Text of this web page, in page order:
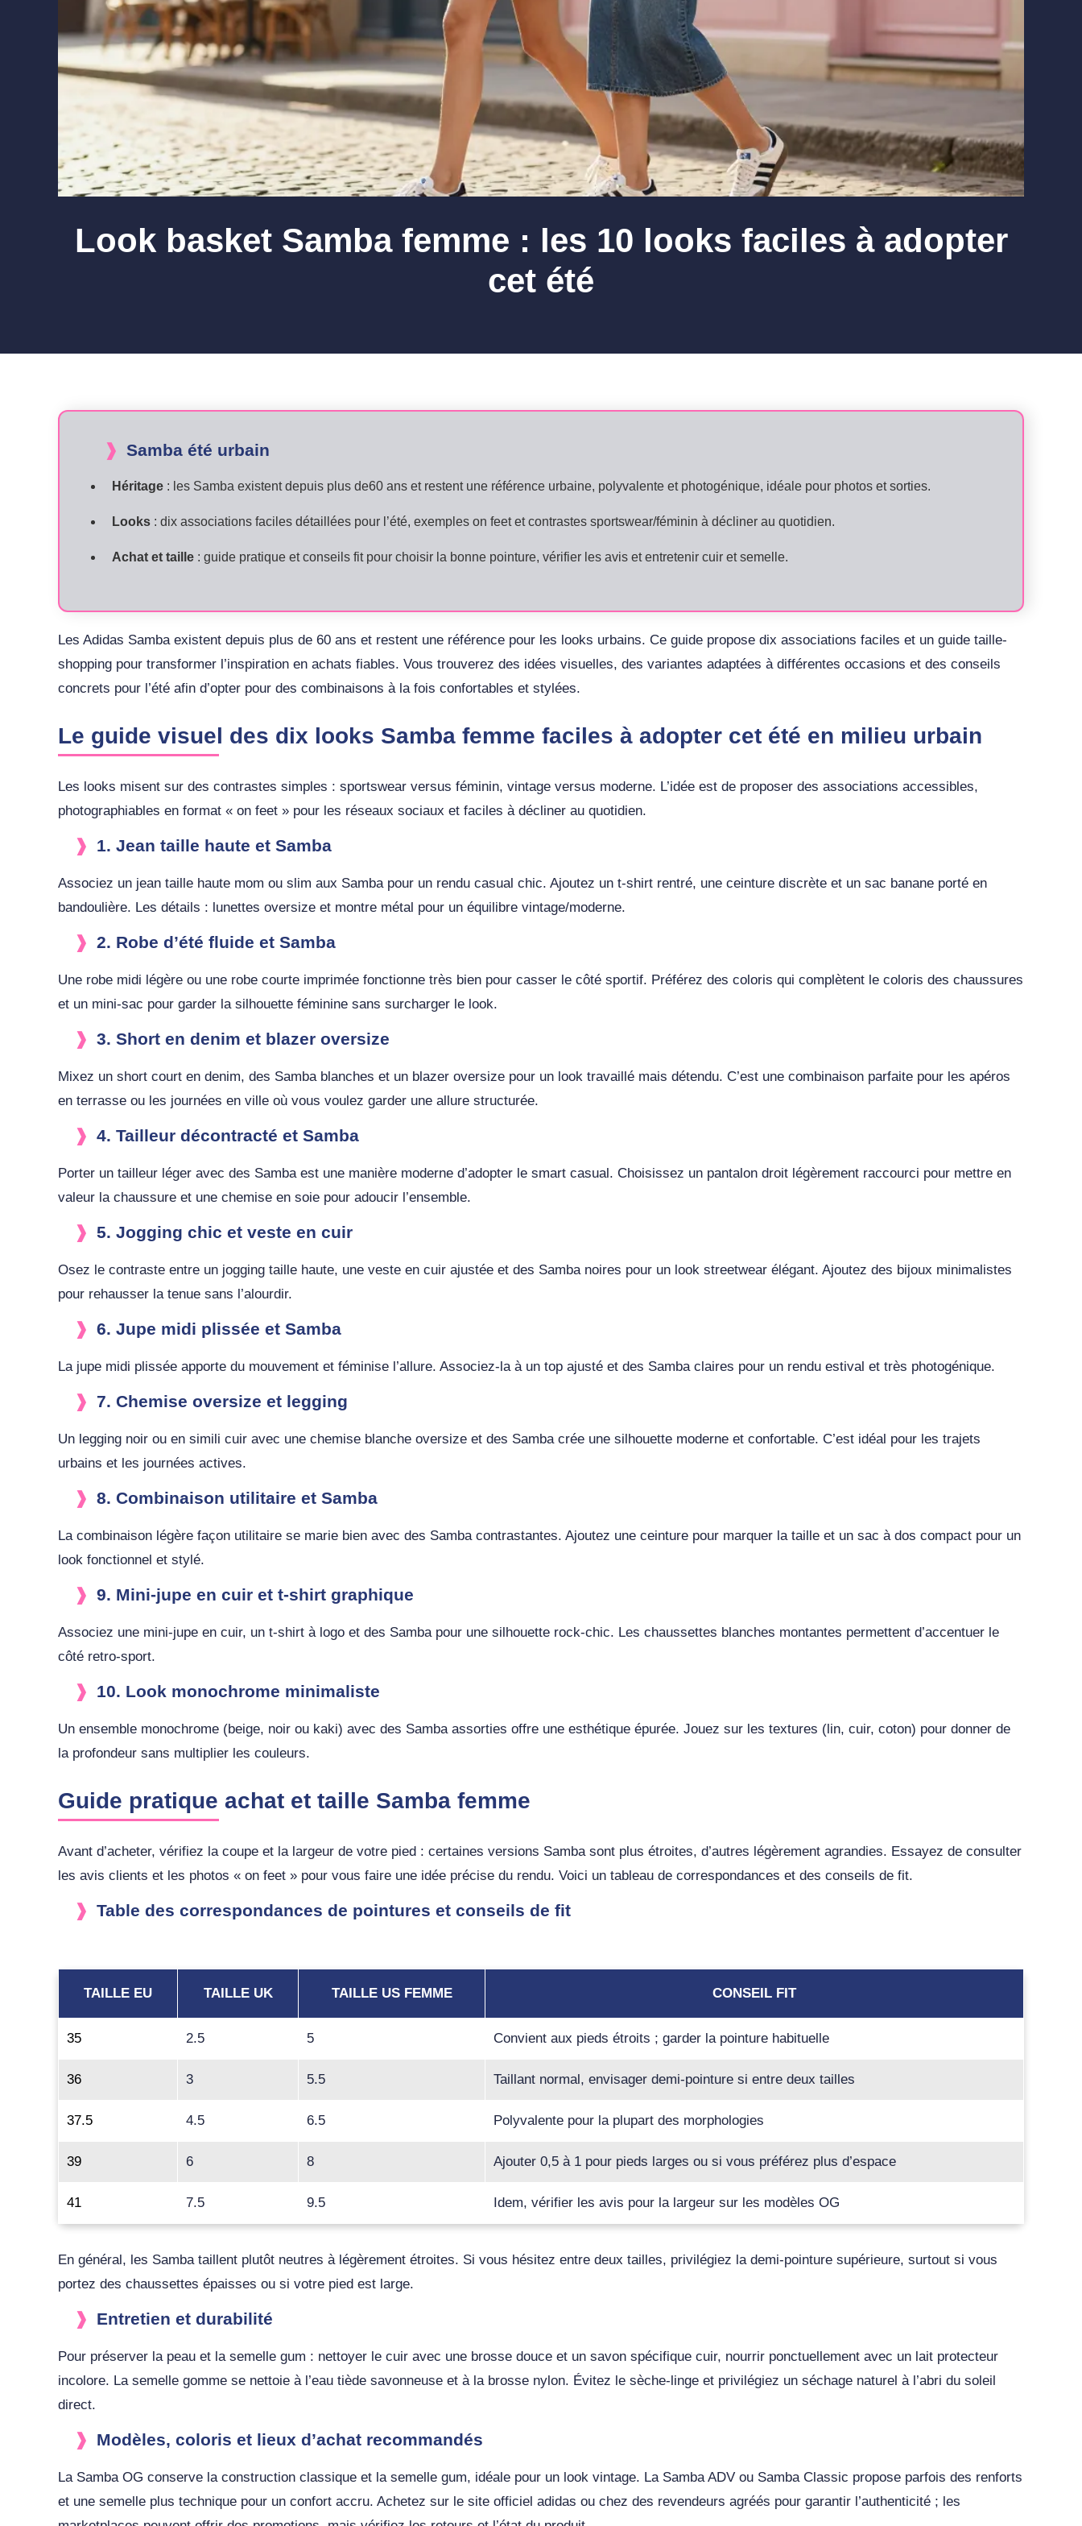
Look basket Samba femme : les 10 looks faciles à adopter
cet été
Samba été urbain
Héritage : les Samba existent depuis plus de60 ans et restent une référence urbaine, polyvalente et photogénique, idéale pour photos et sorties.
Looks : dix associations faciles détaillées pour l’été, exemples on feet et contrastes sportswear/féminin à décliner au quotidien.
Achat et taille : guide pratique et conseils fit pour choisir la bonne pointure, vérifier les avis et entretenir cuir et semelle.
Les Adidas Samba existent depuis plus de 60 ans et restent une référence pour les looks urbains. Ce guide propose dix associations faciles et un guide taille-
shopping pour transformer l’inspiration en achats fiables. Vous trouverez des idées visuelles, des variantes adaptées à différentes occasions et des conseils
concrets pour l’été afin d’opter pour des combinaisons à la fois confortables et stylées.
Le guide visuel des dix looks Samba femme faciles à adopter cet été en milieu urbain
Les looks misent sur des contrastes simples : sportswear versus féminin, vintage versus moderne. L’idée est de proposer des associations accessibles,
photographiables en format « on feet » pour les réseaux sociaux et faciles à décliner au quotidien.
1. Jean taille haute et Samba
Associez un jean taille haute mom ou slim aux Samba pour un rendu casual chic. Ajoutez un t-shirt rentré, une ceinture discrète et un sac banane porté en
bandoulière. Les détails : lunettes oversize et montre métal pour un équilibre vintage/moderne.
2. Robe d’été fluide et Samba
Une robe midi légère ou une robe courte imprimée fonctionne très bien pour casser le côté sportif. Préférez des coloris qui complètent le coloris des chaussures
et un mini-sac pour garder la silhouette féminine sans surcharger le look.
3. Short en denim et blazer oversize
Mixez un short court en denim, des Samba blanches et un blazer oversize pour un look travaillé mais détendu. C’est une combinaison parfaite pour les apéros
en terrasse ou les journées en ville où vous voulez garder une allure structurée.
4. Tailleur décontracté et Samba
Porter un tailleur léger avec des Samba est une manière moderne d’adopter le smart casual. Choisissez un pantalon droit légèrement raccourci pour mettre en
valeur la chaussure et une chemise en soie pour adoucir l’ensemble.
5. Jogging chic et veste en cuir
Osez le contraste entre un jogging taille haute, une veste en cuir ajustée et des Samba noires pour un look streetwear élégant. Ajoutez des bijoux minimalistes
pour rehausser la tenue sans l’alourdir.
6. Jupe midi plissée et Samba
La jupe midi plissée apporte du mouvement et féminise l’allure. Associez-la à un top ajusté et des Samba claires pour un rendu estival et très photogénique.
7. Chemise oversize et legging
Un legging noir ou en simili cuir avec une chemise blanche oversize et des Samba crée une silhouette moderne et confortable. C’est idéal pour les trajets
urbains et les journées actives.
8. Combinaison utilitaire et Samba
La combinaison légère façon utilitaire se marie bien avec des Samba contrastantes. Ajoutez une ceinture pour marquer la taille et un sac à dos compact pour un
look fonctionnel et stylé.
9. Mini-jupe en cuir et t-shirt graphique
Associez une mini-jupe en cuir, un t-shirt à logo et des Samba pour une silhouette rock-chic. Les chaussettes blanches montantes permettent d’accentuer le
côté retro-sport.
10. Look monochrome minimaliste
Un ensemble monochrome (beige, noir ou kaki) avec des Samba assorties offre une esthétique épurée. Jouez sur les textures (lin, cuir, coton) pour donner de
la profondeur sans multiplier les couleurs.
Guide pratique achat et taille Samba femme
Avant d’acheter, vérifiez la coupe et la largeur de votre pied : certaines versions Samba sont plus étroites, d’autres légèrement agrandies. Essayez de consulter
les avis clients et les photos « on feet » pour vous faire une idée précise du rendu. Voici un tableau de correspondances et des conseils de fit.
Table des correspondances de pointures et conseils de fit
TAILLE EU TAILLE UK TAILLE US FEMME CONSEIL FIT
35 2.5 5 Convient aux pieds étroits ; garder la pointure habituelle
36 3 5.5 Taillant normal, envisager demi-pointure si entre deux tailles
37.5 4.5 6.5 Polyvalente pour la plupart des morphologies
39 6 8 Ajouter 0,5 à 1 pour pieds larges ou si vous préférez plus d’espace
41 7.5 9.5 Idem, vérifier les avis pour la largeur sur les modèles OG
En général, les Samba taillent plutôt neutres à légèrement étroites. Si vous hésitez entre deux tailles, privilégiez la demi-pointure supérieure, surtout si vous
portez des chaussettes épaisses ou si votre pied est large.
Entretien et durabilité
Pour préserver la peau et la semelle gum : nettoyer le cuir avec une brosse douce et un savon spécifique cuir, nourrir ponctuellement avec un lait protecteur
incolore. La semelle gomme se nettoie à l’eau tiède savonneuse et à la brosse nylon. Évitez le sèche-linge et privilégiez un séchage naturel à l’abri du soleil
direct.
Modèles, coloris et lieux d’achat recommandés
La Samba OG conserve la construction classique et la semelle gum, idéale pour un look vintage. La Samba ADV ou Samba Classic propose parfois des renforts
et une semelle plus technique pour un confort accru. Achetez sur le site officiel adidas ou chez des revendeurs agréés pour garantir l’authenticité ; les